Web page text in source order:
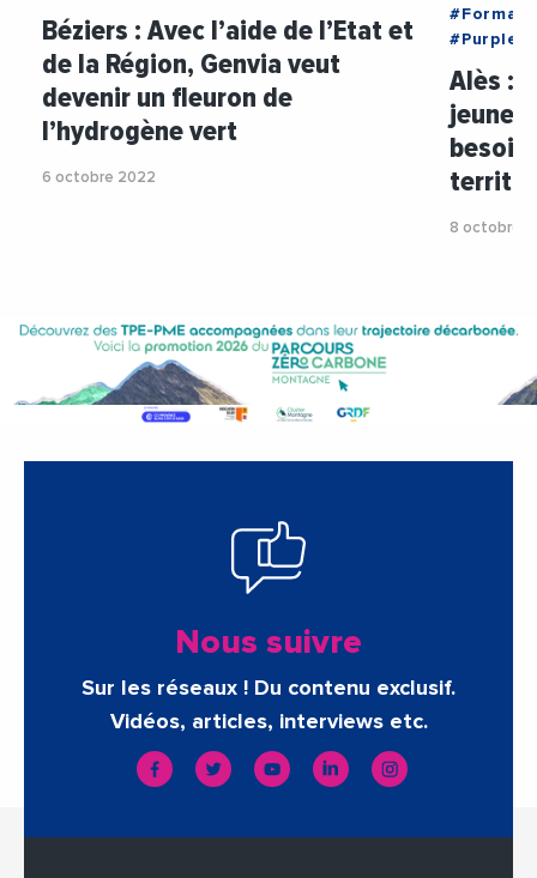
Béziers : Avec l’aide de l’Etat et
de la Région, Genvia veut
devenir un fleuron de
l’hydrogène vert
6 octobre 2022
Alès :
jeunes
8 octobre
Nous suivre
Sur les réseaux ! Du contenu exclusif.
Vidéos, articles, interviews etc.